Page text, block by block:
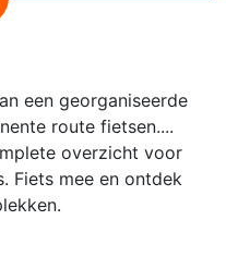
een georganiseerde
route fietsen....
overzicht voor
Fiets mee en ontdek